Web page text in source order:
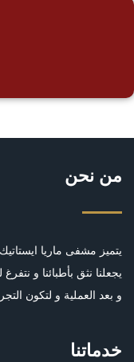
من نحن
يجعلنا نثق بأطبائنا و
و بعد العملية و لتكون
خدماتنا